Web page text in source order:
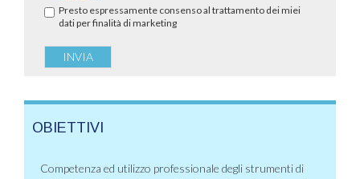
Presto espressamente consenso al trattamento dei miei
dati per finalità di marketing
OBIETTIVI
Competenza ed utilizzo professionale degli strumenti di